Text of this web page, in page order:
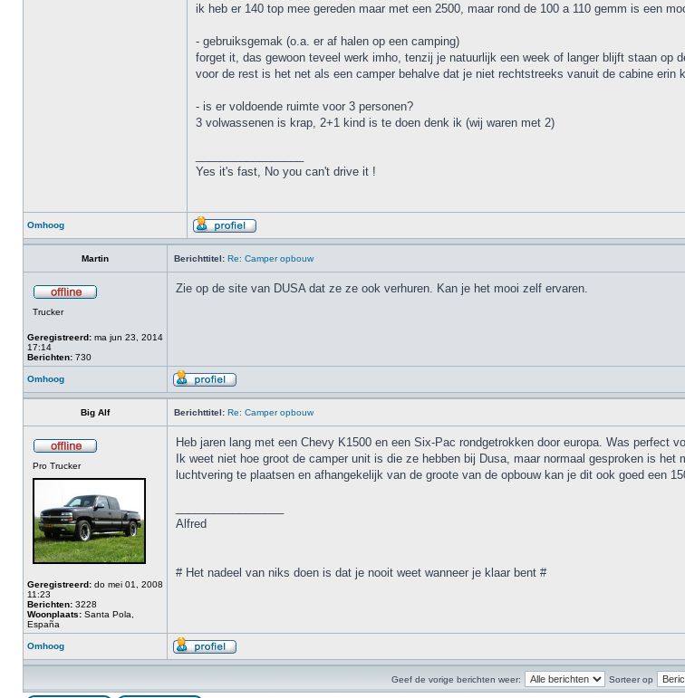
ik heb er 140 top mee gereden maar met een 2500, maar rond de 100 a 110 gemm is een
- gebruiksgemak (o.a. er af halen op een camping)
forget it, das gewoon teveel werk imho, tenzij je natuurlijk een week of langer blijft staan op
voor de rest is het net als een camper behalve dat je niet rechtstreeks vanuit de cabine erin
- is er voldoende ruimte voor 3 personen?
3 volwassenen is krap, 2+1 kind is te doen denk ik (wij waren met 2)
Yes it's fast, No you can't drive it !
Omhoog
Martin Berichttitel: Re: Camper opbouw
Trucker
Geregistreerd: ma jun 23, 2014
17:14
Berichten: 730
Zie op de site van DUSA dat ze ze ook verhuren. Kan je het mooi zelf ervaren.
Omhoog
Big Alf Berichttitel: Re: Camper opbouw
Pro Trucker
Geregistreerd: do mei 01, 2008
11:23
Berichten: 3228
Woonplaats: Santa Pola,
España
Heb jaren lang met een Chevy K1500 en een Six-Pac rondgetrokken door europa. Was perfect
Ik weet niet hoe groot de camper unit is die ze hebben bij Dusa, maar normaal gesproken is
luchtvering te plaatsen en afhangekelijk van de groote van de opbouw kan je dit ook goed een
Alfred
# Het nadeel van niks doen is dat je nooit weet wanneer je klaar bent #
Omhoog
Geef de vorige berichten weer: Sorteer op